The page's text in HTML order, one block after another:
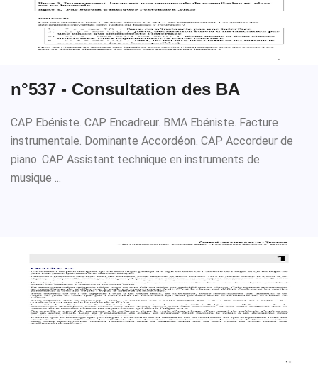
n°537 - Consultation des BA
CAP Ebéniste. CAP Encadreur. BMA Ebéniste. Facture
instrumentale. Dominante Accordéon. CAP Accordeur de
piano. CAP Assistant technique en instruments de
musique ...